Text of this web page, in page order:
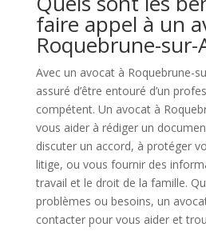
faire appel à un
Roquebrune-sur-
Avec un avocat à Roquebrune-
assuré d’être entouré d’un
compétent. Un avocat à
vous aider à rédiger un
discuter un accord, à protéger
litige, ou vous fournir des
travail et le droit de la famille.
problèmes ou besoins, un
contacter pour vous aider et